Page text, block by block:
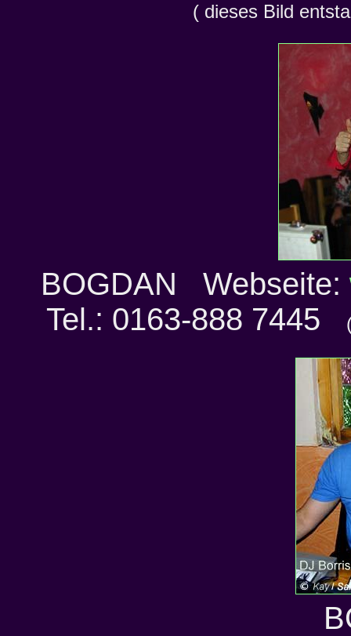
( dieses Bild
BOGDAN Webseite:
Tel.: 0163-888 7445